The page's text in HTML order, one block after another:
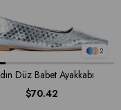
2
Düz Babet Ayakkabı
$70.42